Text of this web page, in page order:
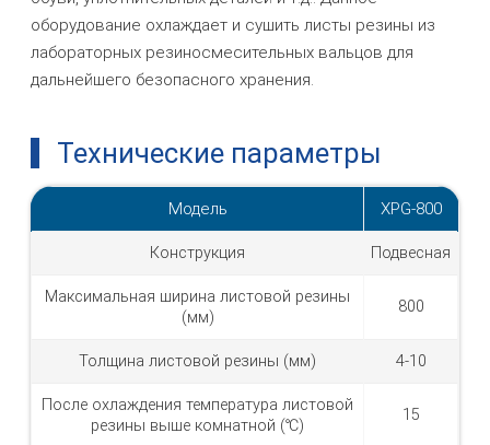
оборудование охлаждает и сушить листы резины из
лабораторных резиносмесительных вальцов для
дальнейшего безопасного хранения.
Технические параметры
Модель XPG-800
Конструкция Подвесная
Максимальная ширина листовой резины
(мм)
800
Толщина листовой резины (мм) 4-10
После охлаждения температура листовой
резины выше комнатной (℃)
15